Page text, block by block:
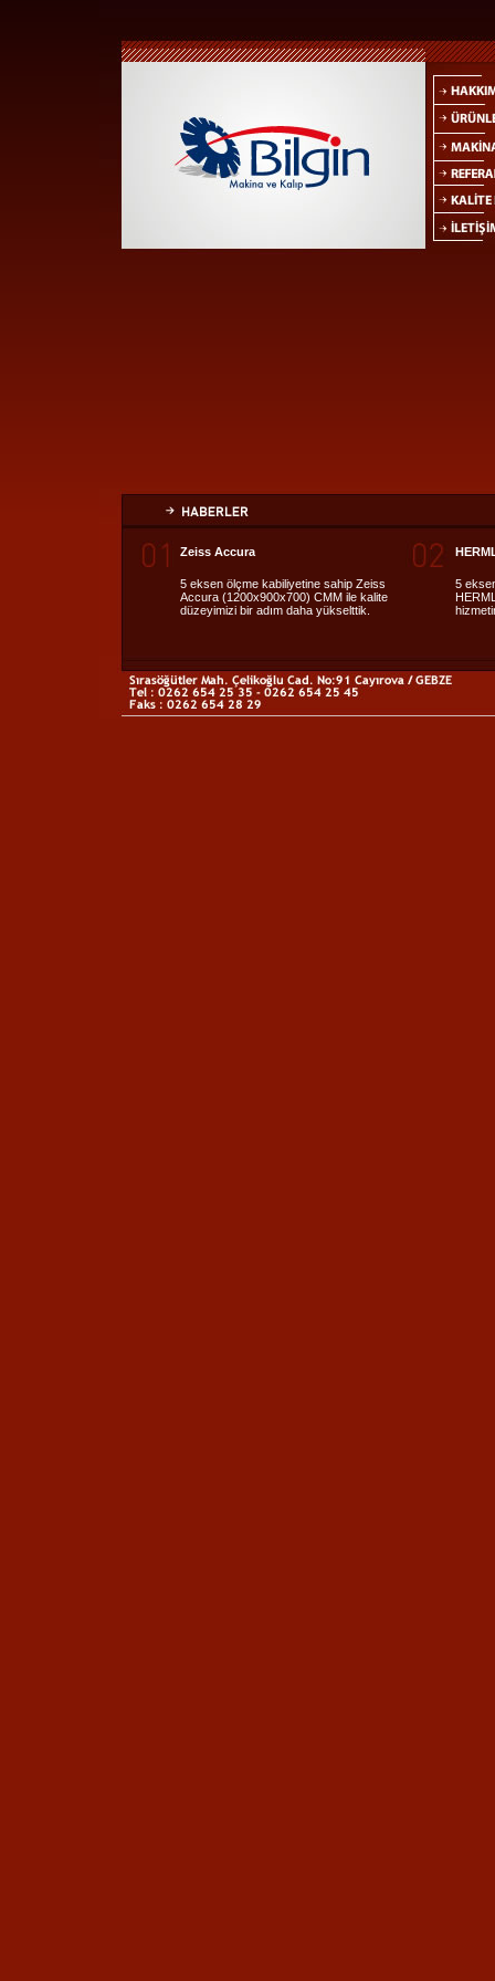
Zeiss Accura
5 eksen ölçme kabiliyetine sahip Zeiss
Accura (1200x900x700) CMM ile kalite
düzeyimizi bir adım daha yükselttik.
5